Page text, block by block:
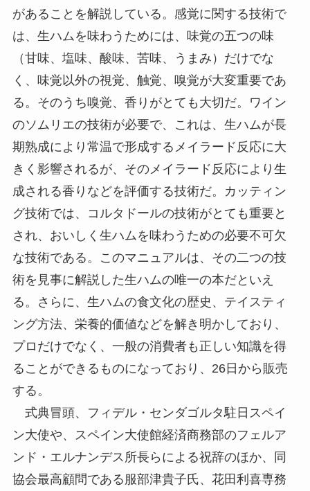
があることを解説している。感覚に関する技術で
は、生ハムを味わうためには、味覚の五つの味
（甘味、塩味、酸味、苦味、うまみ）だけでな
く、味覚以外の視覚、触覚、嗅覚が大変重要であ
る。そのうち嗅覚、香りがとても大切だ。ワイン
のソムリエの技術が必要で、これは、生ハムが長
期熟成により常温で形成するメイラード反応に大
きく影響されるが、そのメイラード反応により生
成される香りなどを評価する技術だ。カッティン
グ技術では、コルタドールの技術がとても重要と
され、おいしく生ハムを味わうための必要不可欠
な技術である。このマニュアルは、その二つの技
術を見事に解説した生ハムの唯一の本だといえ
る。さらに、生ハムの食文化の歴史、テイスティ
ング方法、栄養的価値などを解き明かしており、
プロだけでなく、一般の消費者も正しい知識を得
ることができるものになっており、26日から販売
する。
式典冒頭、フィデル・センダゴルタ駐日スペイ
ン大使や、スペイン大使館経済商務部のフェルア
ンド・エルナンデス所長らによる祝辞のほか、同
協会最高顧問である服部津貴子氏、花田利喜専務